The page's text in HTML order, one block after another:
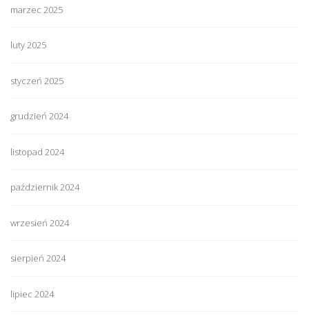
marzec 2025
luty 2025
styczeń 2025
grudzień 2024
listopad 2024
październik 2024
wrzesień 2024
sierpień 2024
lipiec 2024